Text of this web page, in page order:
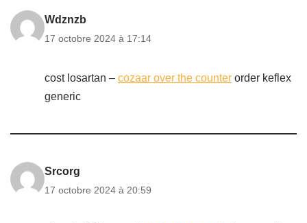
Wdznzb
17 octobre 2024 à 17:14
cost losartan – cozaar over the counter order keflex
generic
Srcorg
17 octobre 2024 à 20:59